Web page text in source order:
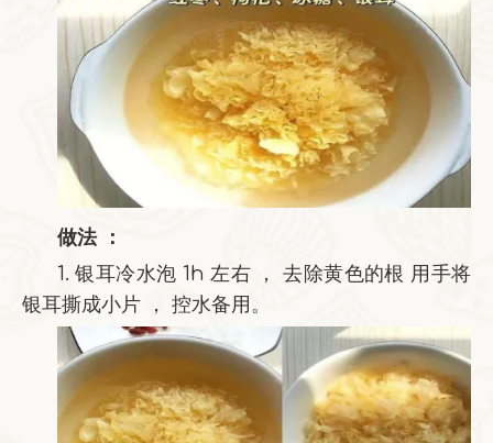
做法 ：
1. 银耳冷水泡 1h 左右 ， 去除黄色的根 用手将
银耳撕成小片 ， 控水备用。